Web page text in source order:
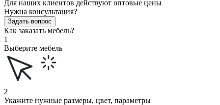
Для наших клиентов действуют оптовые цены
Нужна консультация?
Задать вопрос
Как заказать мебель?
1
Выберите мебель
2
Укажите нужные размеры, цвет, параметры